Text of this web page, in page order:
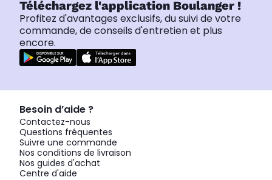
Téléchargez l'application Boulanger !
Profitez d'avantages exclusifs, du suivi de votre
commande, de conseils d'entretien et plus
encore.
Besoin d’aide ?
Contactez-nous
Questions fréquentes
Suivre une commande
Nos conditions de livraison
Nos guides d'achat
Centre d'aide